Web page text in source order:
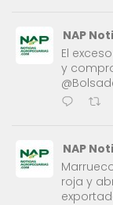
NAP
El
y
NAP
roja y